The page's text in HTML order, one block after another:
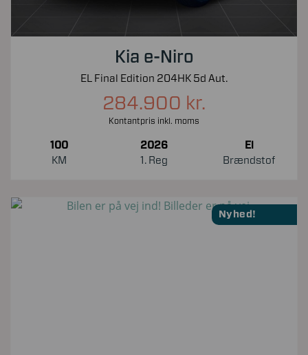
Kia e-Niro
EL Final Edition 204HK 5d Aut.
284.900 kr.
Kontantpris inkl. moms
100
KM
2026
1. Reg
El
Brændstof
Nyhed!